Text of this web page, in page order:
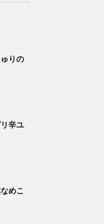
りの
辛ユ
めこ